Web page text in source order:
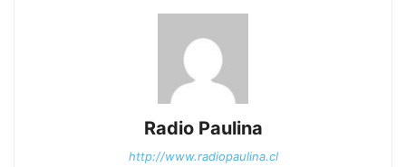
Radio Paulina
http://www.radiopaulina.cl